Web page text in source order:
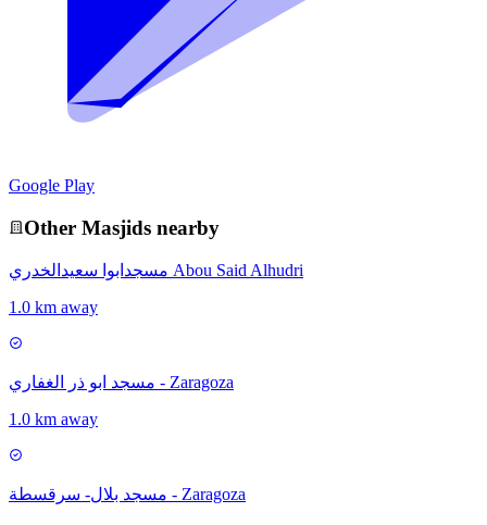
Google Play
Other Masjids nearby
مسجدابوا سعيدالخدري Abou Said Alhudri
1.0 km away
مسجد ابو ذر الغفاري - Zaragoza
1.0 km away
مسجد بلال- سرقسطة - Zaragoza